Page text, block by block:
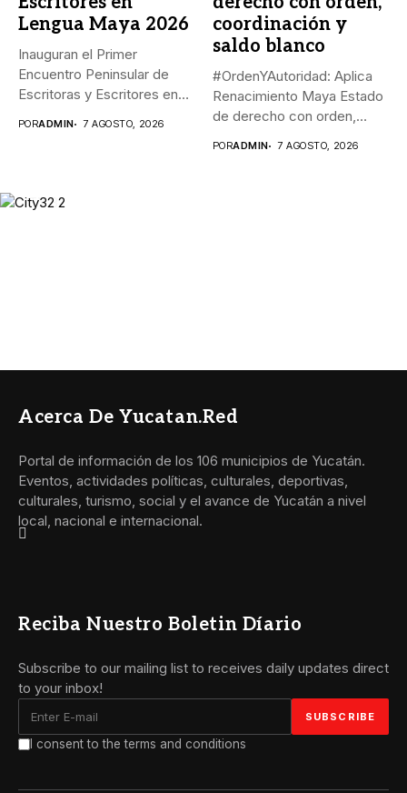
Lengua Maya 2026
Inauguran el Primer
Encuentro Peninsular de
Escritoras y Escritores en
PORADMIN 7 AGOSTO, 2026
coordinación y
saldo blanco
#OrdenYAutoridad: Aplica
Renacimiento Maya Estado
de derecho con orden,
PORADMIN 7 AGOSTO, 2026
Acerca De Yucatan.red
Portal de información de los 106 municipios de Yucatán.
Eventos, actividades políticas, culturales, deportivas,
culturales, turismo, social y el avance de Yucatán a nivel
local, nacional e internacional.
Reciba Nuestro Boletin Díario
Subscribe to our mailing list to receives daily updates direct
to your inbox!
I consent to the terms and conditions